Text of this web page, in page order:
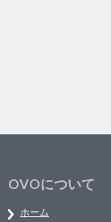
OVOについて
ホーム